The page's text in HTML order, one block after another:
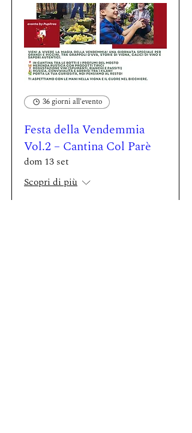
Petto di pollo (cottura a
bassa temperatura)
con crema di zucca e
vino Lo Triolet.
36 giorni all'evento
Festa della Vendemmia
Vol.2 – Cantina Col Parè
dom 13 set
Scopri di più